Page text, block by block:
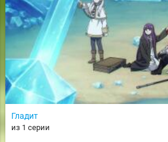
Гладит
из 1 серии